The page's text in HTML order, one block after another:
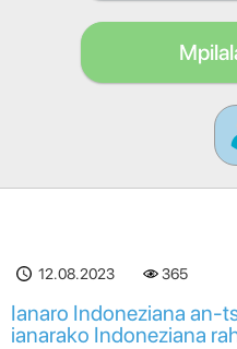
12.08.2023 365
Ianaro Indoneziana an-
ianarako Indoneziana